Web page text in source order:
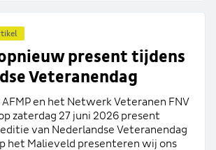
opnieuw present tijdens
Veteranendag
en het Netwerk Veteranen FNV
zaterdag 27 juni 2026 present
van Nederlandse Veteranendag
het Malieveld presenteren wij ons